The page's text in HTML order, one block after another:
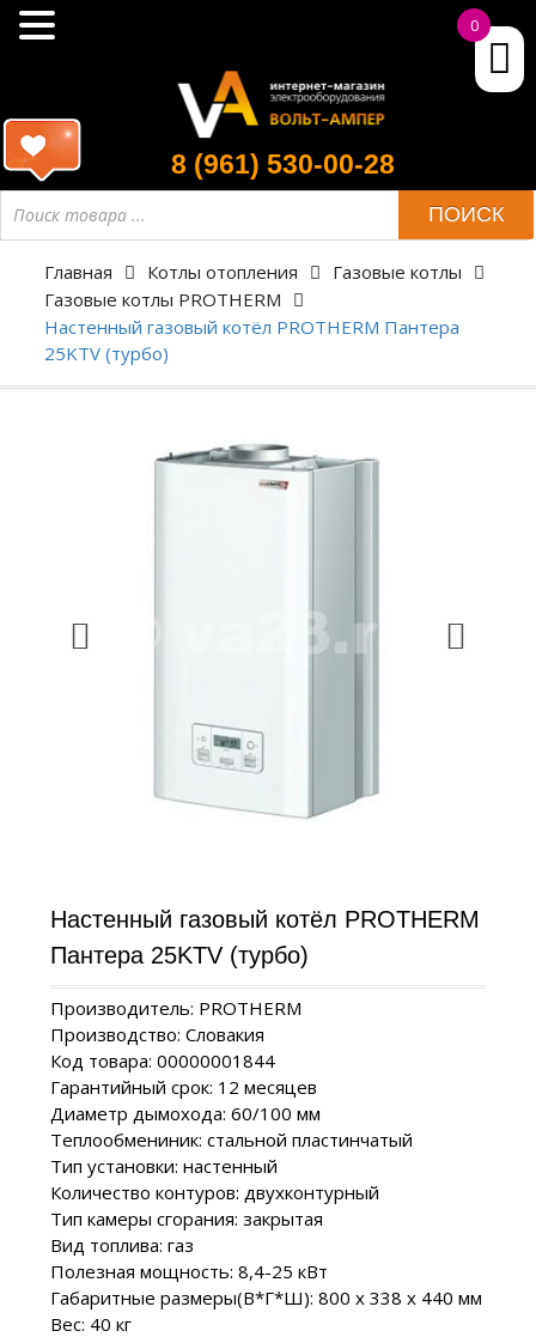
8 (961) 530-00-28
ПОИСК
Главная Котлы отопления
Газовые котлы
Газовые котлы PROTHERM
Настенный газовый котёл PROTHERM Пантера
25KTV (турбо)
Настенный газовый котёл PROTHERM
Пантера 25KTV (турбо)
Производитель: PROTHERM
Производство: Словакия
Код товара: 00000001844
Гарантийный срок: 12 месяцев
Диаметр дымохода: 60/100 мм
Теплообмениник: стальной пластинчатый
Тип установки: настенный
Количество контуров: двухконтурный
Тип камеры сгорания: закрытая
Вид топлива: газ
Полезная мощность: 8,4-25 кВт
Габаритные размеры(В*Г*Ш): 800 х 338 х 440 мм
Вес: 40 кг
0